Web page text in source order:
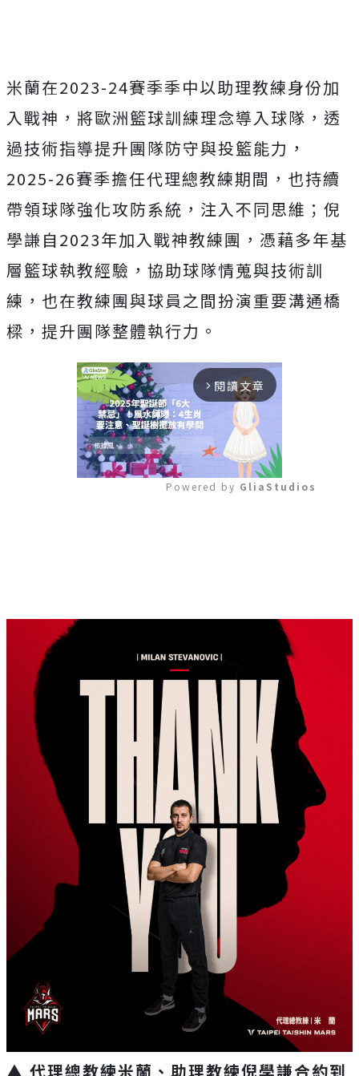
米蘭在2023-24賽季季中以助理教練身份加
入戰神，將歐洲籃球訓練理念導入球隊，透
過技術指導提升團隊防守與投籃能力，
2025-26賽季擔任代理總教練期間，也持續
帶領球隊強化攻防系統，注入不同思維；倪
學謙自2023年加入戰神教練團，憑藉多年基
層籃球執教經驗，協助球隊情蒐與技術訓
練，也在教練團與球員之間扮演重要溝通橋
樑，提升團隊整體執行力。
arrow_forward_ios 閱讀文章
Powered by GliaStudios
▲ 代理總教練米蘭、助理教練倪學謙合約到